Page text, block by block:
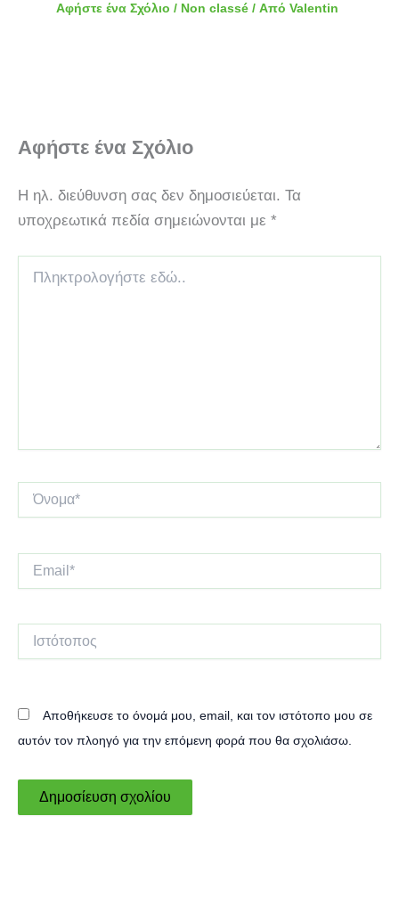
Αφήστε ένα Σχόλιο / Non classé/ Από Valentin
Αφήστε ένα Σχόλιο
Η ηλ. διεύθυνση σας δεν δημοσιεύεται. Τα
υποχρεωτικά πεδία σημειώνονται με *
εδώ..
Ιστότοπος
Αποθήκευσε το όνομά μου, email, και τον ιστότοπο μου σε
αυτόν τον πλοηγό για την επόμενη φορά που θα σχολιάσω.